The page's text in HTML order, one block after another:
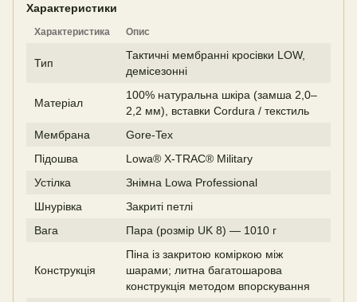
Характеристики
Характеристика Опис
Тип
Тактичні мембранні кросівки LOW,
демісезонні
Матеріал
100% натуральна шкіра (замша 2,0–
2,2 мм), вставки Cordura / текстиль
Мембрана
Gore-Tex
Підошва
Lowa® X-TRAC® Military
Устілка
Знімна Lowa Professional
Шнурівка
Закриті петлі
Вага
Пара (розмір UK 8) — 1010 г
Конструкція
Піна із закритою коміркою між
шарами; литна багатошарова
конструкція методом впорскування